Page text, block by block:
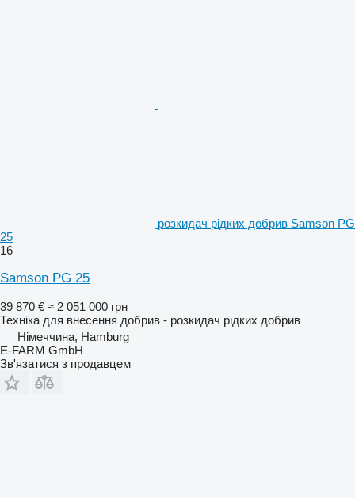
розкидач рідких добрив Samson PG
25
16
Samson PG 25
39 870 € ≈ 2 051 000 грн
Техніка для внесення добрив - розкидач рідких добрив
Німеччина, Hamburg
E-FARM GmbH
Зв'язатися з продавцем